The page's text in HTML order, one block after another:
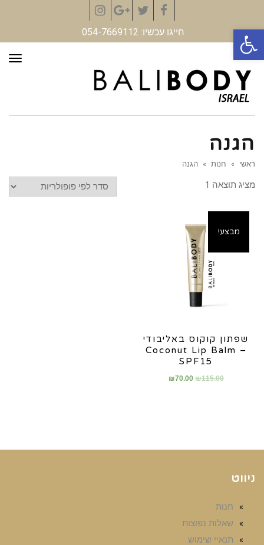
פתח סרגל נגישות
Facebook
Twitter
Google+
Instagram
חייגו עכשיו: 054-7669112
הגנה
ראשי » חנות » הגנה
מציג תוצאה 1
מבצע!
שפתון קוקוס באליבודי
– Coconut Lip Balm
SPF15
₪115.00
₪70.00
ניווט
חנות
שאלות נפוצות
תנאיי שימוש